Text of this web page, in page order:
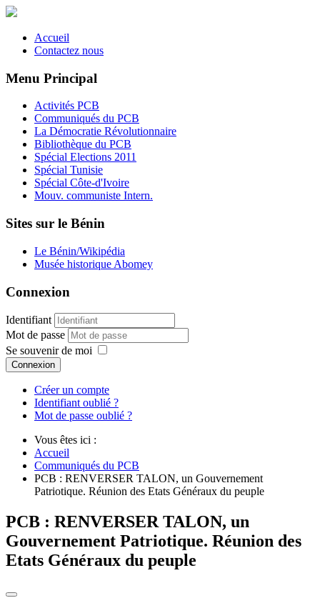
Accueil
Contactez nous
Menu Principal
Activités PCB
Communiqués du PCB
La Démocratie Révolutionnaire
Bibliothèque du PCB
Spécial Elections 2011
Spécial Tunisie
Spécial Côte-d'Ivoire
Mouv. communiste Intern.
Sites sur le Bénin
Le Bénin/Wikipédia
Musée historique Abomey
Connexion
Identifiant
Mot de passe
Se souvenir de moi
Connexion
Créer un compte
Identifiant oublié ?
Mot de passe oublié ?
Vous êtes ici :
Accueil
Communiqués du PCB
PCB : RENVERSER TALON, un Gouvernement
Patriotique. Réunion des Etats Généraux du peuple
PCB : RENVERSER TALON, un
Gouvernement Patriotique. Réunion des
Etats Généraux du peuple